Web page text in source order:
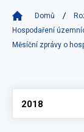
Domů
Hospodaření
Měsíční zprávy o
Vyberte
2018